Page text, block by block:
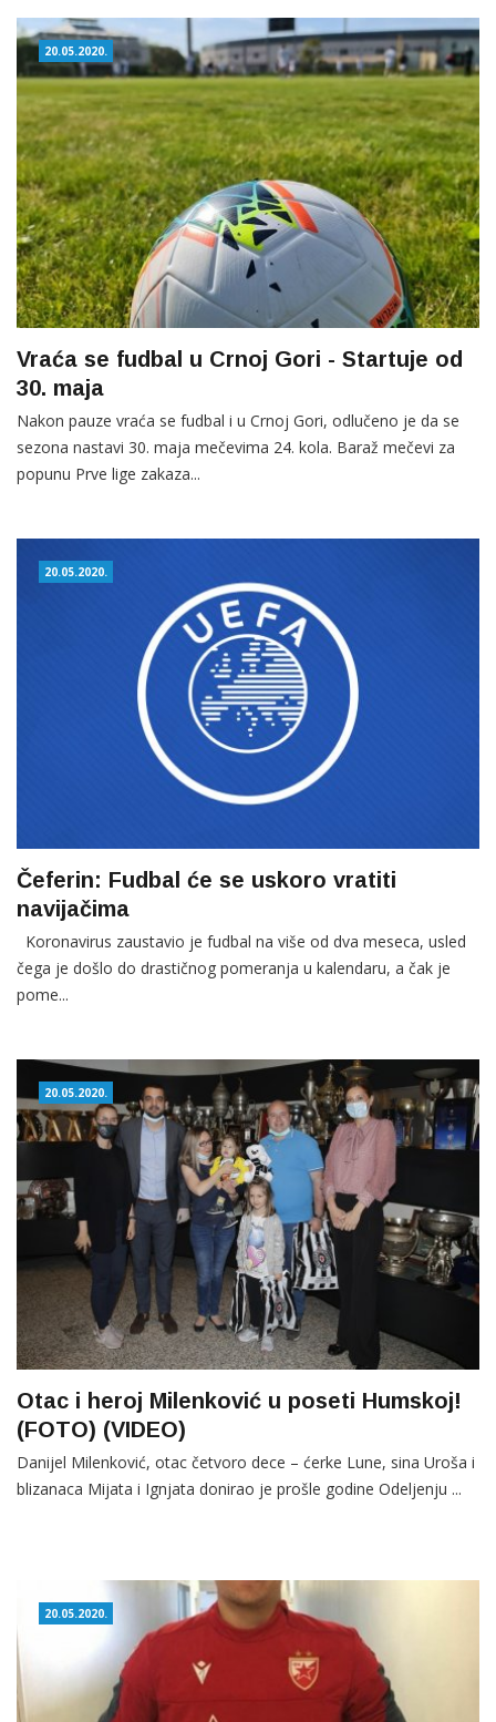
20.05.2020.
Vraća se fudbal u Crnoj Gori - Startuje od
30. maja
Nakon pauze vraća se fudbal i u Crnoj Gori, odlučeno je da se
sezona nastavi 30. maja mečevima 24. kola. Baraž mečevi za
popunu Prve lige zakaza...
20.05.2020.
Čeferin: Fudbal će se uskoro vratiti
navijačima
Koronavirus zaustavio je fudbal na više od dva meseca, usled
čega je došlo do drastičnog pomeranja u kalendaru, a čak je
pome...
20.05.2020.
Otac i heroj Milenković u poseti Humskoj!
(FOTO) (VIDEO)
Danijel Milenković, otac četvoro dece – ćerke Lune, sina Uroša i
blizanaca Mijata i Ignjata donirao je prošle godine Odeljenju ...
20.05.2020.